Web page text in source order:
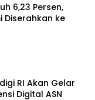
6,23 Persen,
Diserahkan ke
RI Akan Gelar
Digital ASN